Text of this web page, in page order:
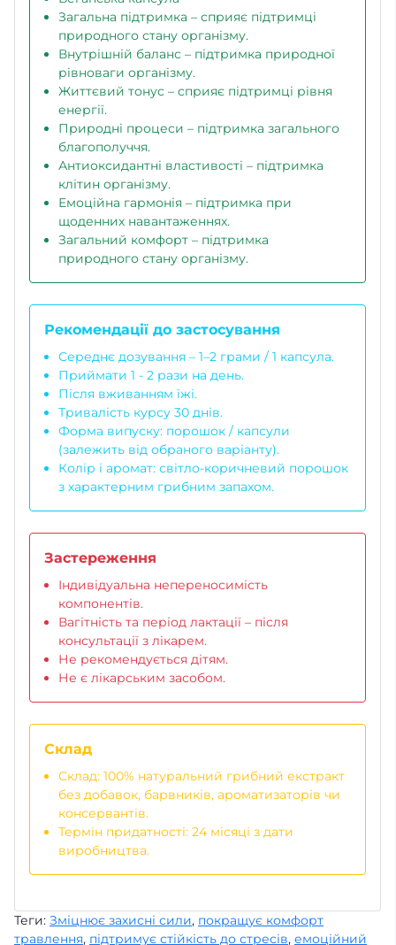
Загальна підтримка – сприяє підтримці
природного стану організму.
Внутрішній баланс – підтримка природної
рівноваги організму.
Життєвий тонус – сприяє підтримці рівня
енергії.
Природні процеси – підтримка загального
благополуччя.
Антиоксидантні властивості – підтримка
клітин організму.
Емоційна гармонія – підтримка при
щоденних навантаженнях.
Загальний комфорт – підтримка
природного стану організму.
Рекомендації до застосування
Середнє дозування – 1–2 грами / 1 капсула.
Приймати 1 - 2 рази на день.
Після вживанням їжі.
Тривалість курсу 30 днів.
Форма випуску: порошок / капсули
(залежить від обраного варіанту).
Колір і аромат: світло-коричневий порошок
з характерним грибним запахом.
Застереження
Індивідуальна непереносимість
компонентів.
Вагітність та період лактації – після
консультації з лікарем.
Не рекомендується дітям.
Не є лікарським засобом.
Склад
Склад: 100% натуральний грибний екстракт
без добавок, барвників, ароматизаторів чи
консервантів.
Термін придатності: 24 місяці з дати
виробництва.
Теги: Зміцнює захисні сили, покращує комфорт
травлення, підтримує стійкість до стресів, емоційний